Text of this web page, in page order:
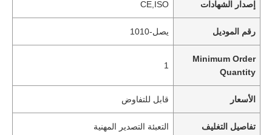
إصدار الشهادات CE,ISO
رقم الموديل يصل-1010
Minimum Order
Quantity
1
الأسعار قابل للتفاوض
تفاصيل التغليف التعبئة التصدير المهنية